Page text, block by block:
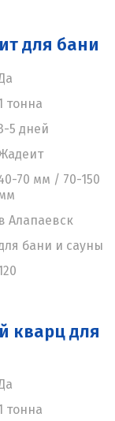
для бани
тонна
5 дней
70 мм / 70-150
в Алапаевск
бани и сауны
кварц для
тонна